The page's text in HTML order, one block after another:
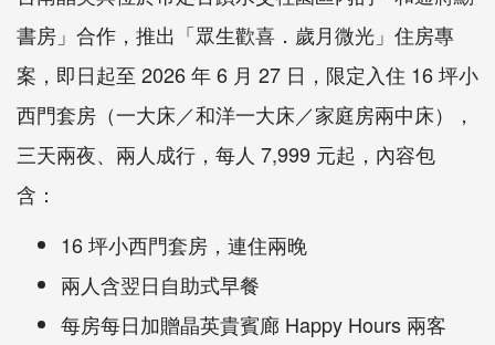
書房」合作，推出「眾生歡喜．歲月微光」住房專
案，即日起至 2026 年 6 月 27 日，限定入住 16 坪小
西門套房（一大床／和洋一大床／家庭房兩中床），
三天兩夜、兩人成行，每人 7,999 元起，內容包
含：
16 坪小西門套房，連住兩晚
兩人含翌日自助式早餐
每房每日加贈晶英貴賓廊 Happy Hours 兩客